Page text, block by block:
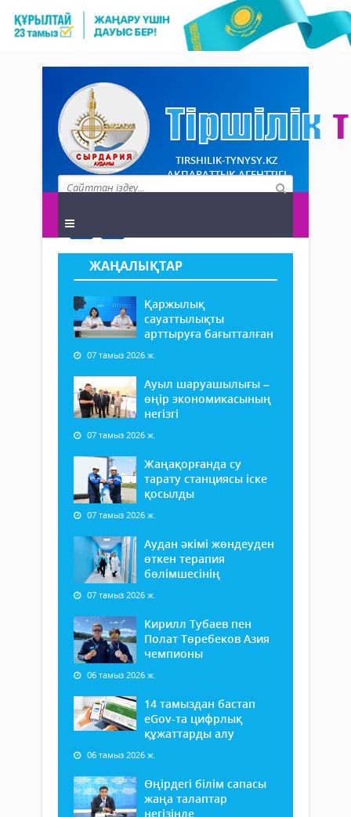
TIRSHILIK-TYNYSY.KZ
АҚПАРАТТЫҚ АГЕНТТІГІ
ЖАҢАЛЫҚТАР
Қаржылық
сауаттылықты
арттыруға бағытталған
07 тамыз 2026 ж.
Ауыл шаруашылығы –
өңір экономикасының
негізгі
07 тамыз 2026 ж.
Жаңақорғанда су
тарату станциясы іске
қосылды
07 тамыз 2026 ж.
Аудан әкімі жөндеуден
өткен терапия
бөлімшесінің
07 тамыз 2026 ж.
Кирилл Тубаев пен
Полат Төребеков Азия
чемпионы
06 тамыз 2026 ж.
14 тамыздан бастап
еGov-та цифрлық
құжаттарды алу
06 тамыз 2026 ж.
Өңірдегі білім сапасы
жаңа талаптар
негізінде